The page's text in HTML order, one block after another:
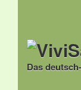
Das